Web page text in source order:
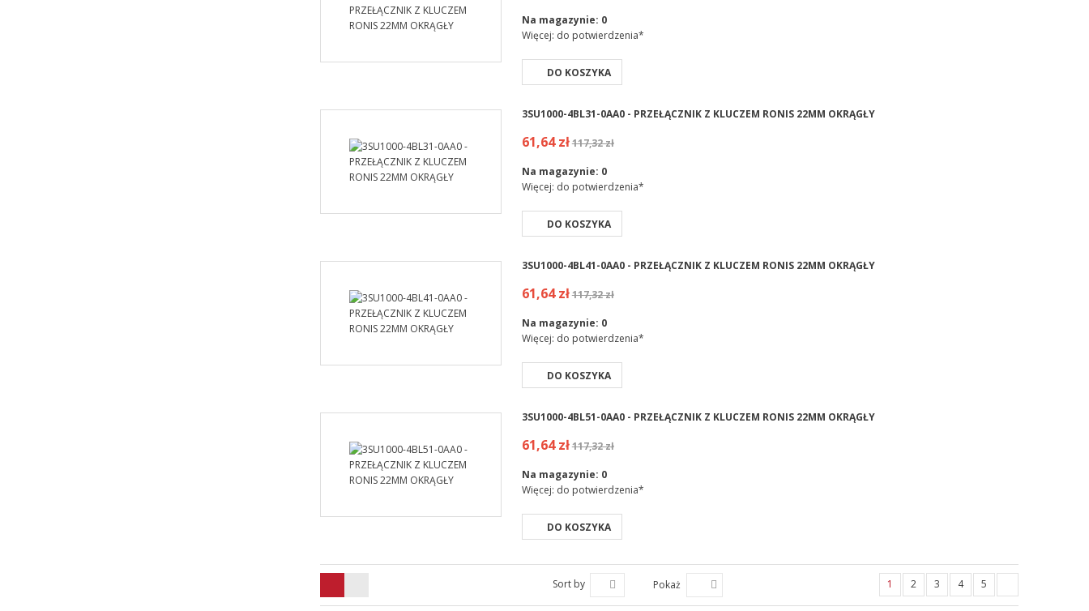
Na magazynie: 0
Więcej: do potwierdzenia*
DO KOSZYKA
3SU1000-4BL31-0AA0 - PRZEŁĄCZNIK Z KLUCZEM RONIS 22MM OKRĄGŁY
61,64 zł117,32 zł
Na magazynie: 0
Więcej: do potwierdzenia*
DO KOSZYKA
3SU1000-4BL41-0AA0 - PRZEŁĄCZNIK Z KLUCZEM RONIS 22MM OKRĄGŁY
61,64 zł117,32 zł
Na magazynie: 0
Więcej: do potwierdzenia*
DO KOSZYKA
3SU1000-4BL51-0AA0 - PRZEŁĄCZNIK Z KLUCZEM RONIS 22MM OKRĄGŁY
61,64 zł117,32 zł
Na magazynie: 0
Więcej: do potwierdzenia*
DO KOSZYKA
Sort by Pokaż 1 2 3 4 5